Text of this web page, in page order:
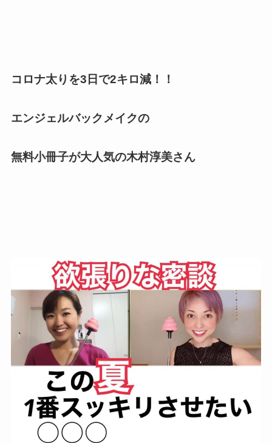
コロナ太りを3日で2キロ減！！
エンジェルバックメイクの
無料小冊子が大人気の木村淳美さん